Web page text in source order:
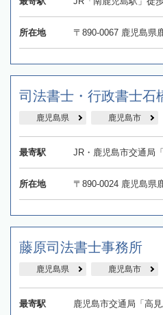
所在地 〒890-0067 鹿児島県
司法書士・行政書士石
鹿児島県 鹿児島市
最寄駅 JR・鹿児島市交通局
所在地 〒890-0024 鹿児島県
藤原司法書士事務所
鹿児島県 鹿児島市
最寄駅 鹿児島市交通局「高